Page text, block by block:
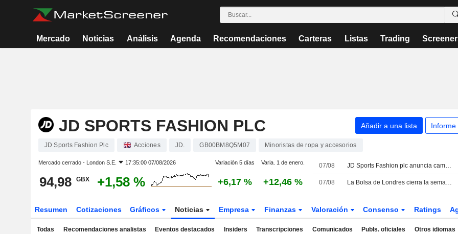
Mercado Noticias Análisis Agenda Recomendaciones Carteras Listas Trading
JD SPORTS FASHION PLC Añadir a una lista Informe
JD Sports Fashion Plc Acciones JD. GB00BM8Q5M07 Minoristas de ropa y accesorios
Mercado cerrado - London S.E. 17:35:00 07/08/2026 Variación 5 días Varia. 1 de enero.
94,98 GBX +1,58 % +6,17 % +12,46 %
07/08 JD Sports Fashion plc anuncia cambios en su cúpula directiva
07/08 La Bolsa de Londres cierra la semana al alza impulsada por Diageo
Resumen Cotizaciones Gráficos Noticias Empresa Finanzas Valoración Consenso Ratings
Todas Recomendaciones analistas Eventos destacados Insiders Transcripciones Comunicados Publs. oficiales Otros idiomas